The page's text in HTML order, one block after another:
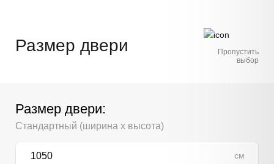
Размер двери
Пропустить
выбор
Размер двери:
Стандартный (ширина х высота)
см